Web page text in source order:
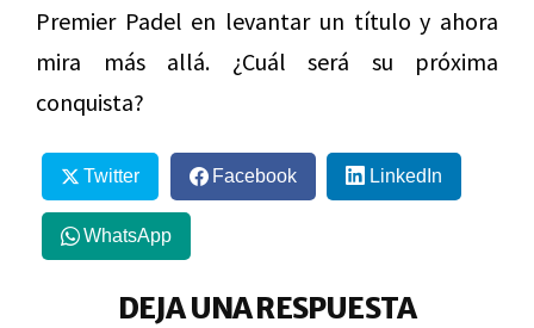
Premier Padel en levantar un título y ahora
mira más allá. ¿Cuál será su próxima
conquista?
Twitter Facebook LinkedIn
WhatsApp
DEJA UNA RESPUESTA